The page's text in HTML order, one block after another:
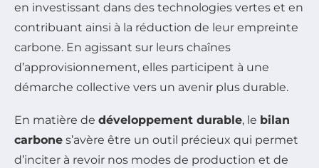
en investissant dans des technologies vertes et en
contribuant ainsi à la réduction de leur empreinte
carbone. En agissant sur leurs chaînes
d’approvisionnement, elles participent à une
démarche collective vers un avenir plus durable.
En matière de développement durable, le bilan
carbone s’avère être un outil précieux qui permet
d’inciter à revoir nos modes de production et de